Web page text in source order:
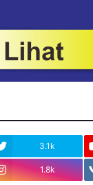
3.1k
1.8k